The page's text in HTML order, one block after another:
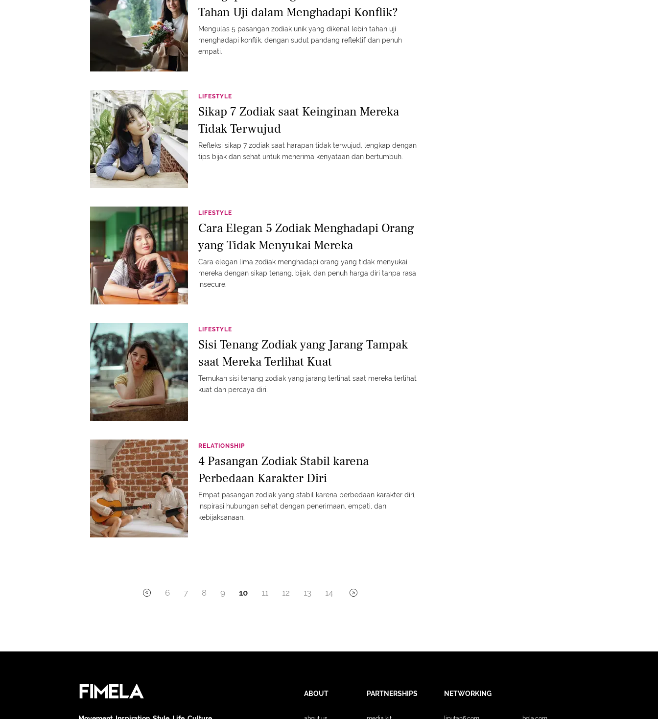
Tahan Uji dalam Menghadapi Konflik?
Mengulas 5 pasangan zodiak unik yang dikenal lebih tahan uji
menghadapi konflik, dengan sudut pandang reflektif dan penuh
empati.
LIFESTYLE
Sikap 7 Zodiak saat Keinginan Mereka
Tidak Terwujud
Refleksi sikap 7 zodiak saat harapan tidak terwujud, lengkap dengan
tips bijak dan sehat untuk menerima kenyataan dan bertumbuh.
LIFESTYLE
Cara Elegan 5 Zodiak Menghadapi Orang
yang Tidak Menyukai Mereka
Cara elegan lima zodiak menghadapi orang yang tidak menyukai
mereka dengan sikap tenang, bijak, dan penuh harga diri tanpa rasa
insecure.
LIFESTYLE
Sisi Tenang Zodiak yang Jarang Tampak
saat Mereka Terlihat Kuat
Temukan sisi tenang zodiak yang jarang terlihat saat mereka terlihat
kuat dan percaya diri.
RELATIONSHIP
4 Pasangan Zodiak Stabil karena
Perbedaan Karakter Diri
Empat pasangan zodiak yang stabil karena perbedaan karakter diri,
inspirasi hubungan sehat dengan penerimaan, empati, dan
kebijaksanaan.
6 7 8 9 10 11 12 13 14
ABOUT PARTNERSHIPS NETWORKING